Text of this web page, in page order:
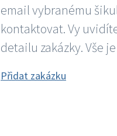
email vybranému
kontaktovat. Vy
detailu zakázky. Vše
Přidat zakázku